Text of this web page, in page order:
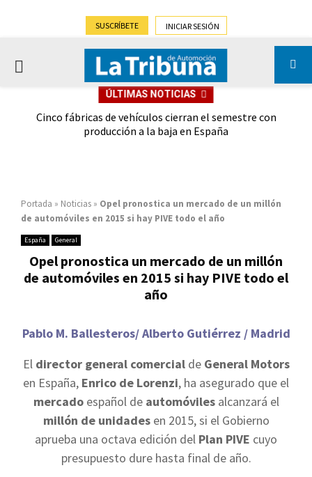
SUSCRÍBETE INICIAR SESIÓN
PRIMARY
ÚLTIMAS NOTICIAS
Cinco fábricas de vehículos cierran el semestre con
producción a la baja en España
Portada » Noticias » Opel pronostica un mercado de un millón
de automóviles en 2015 si hay PIVE todo el año
España General
Opel pronostica un mercado de un millón
de automóviles en 2015 si hay PIVE todo el
año
Pablo M. Ballesteros/ Alberto Gutiérrez / Madrid
El director general comercialde General Motors
en España, Enrico de Lorenzi, ha asegurado que el
mercadoespañol de automóvilesalcanzará el
millón de unidadesen 2015, si el Gobierno
aprueba una octava edición del Plan PIVE cuyo
presupuesto dure hasta final de año.